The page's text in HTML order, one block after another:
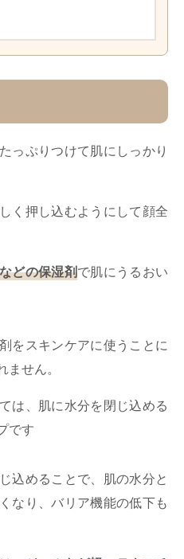
っぷりつけて肌にしっかり
く押し込むようにして顔全
どの保湿剤で肌にうるおい
をスキンケアに使うことに
ません。
は、肌に水分を閉じ込める
です
込めることで、肌の水分と
なり、バリア機能の低下も